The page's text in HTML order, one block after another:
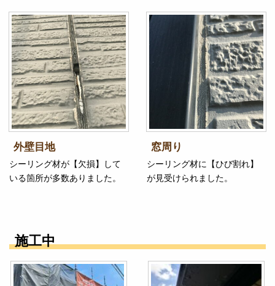
外壁目地
シーリング材が【欠損】して
いる箇所が多数ありました。
窓周り
シーリング材に【ひび割れ】
が見受けられました。
施工中